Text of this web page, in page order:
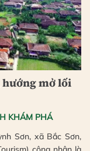
hướng mở lối
KHÁM PHÁ
Sơn, xã Bắc Sơn,